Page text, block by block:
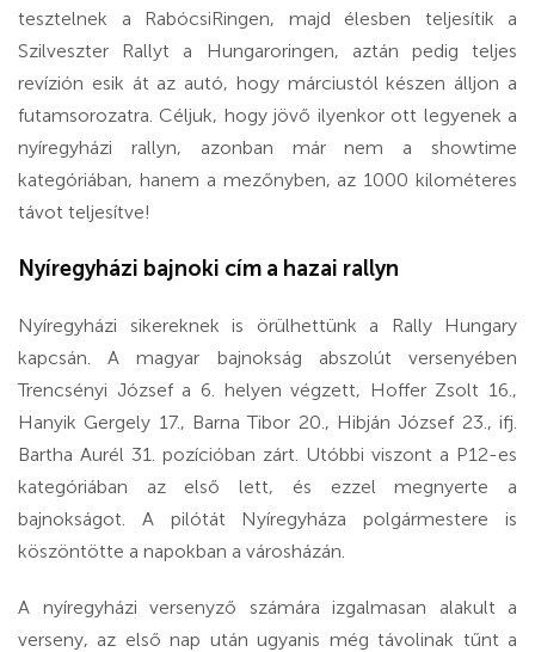
tesztelnek a RabócsiRingen, majd élesben teljesítik a
Szilveszter Rallyt a Hungaroringen, aztán pedig teljes
revízión esik át az autó, hogy márciustól készen álljon a
futamsorozatra. Céljuk, hogy jövő ilyenkor ott legyenek a
nyíregyházi rallyn, azonban már nem a showtime
kategóriában, hanem a mezőnyben, az 1000 kilométeres
távot teljesítve!
Nyíregyházi bajnoki cím a hazai rallyn
Nyíregyházi sikereknek is örülhettünk a Rally Hungary
kapcsán. A magyar bajnokság abszolút versenyében
Trencsényi József a 6. helyen végzett, Hoffer Zsolt 16.,
Hanyik Gergely 17., Barna Tibor 20., Hibján József 23., ifj.
Bartha Aurél 31. pozícióban zárt. Utóbbi viszont a P12-es
kategóriában az első lett, és ezzel megnyerte a
bajnokságot. A pilótát Nyíregyháza polgármestere is
köszöntötte a napokban a városházán.
A nyíregyházi versenyző számára izgalmasan alakult a
verseny, az első nap után ugyanis még távolinak tűnt a